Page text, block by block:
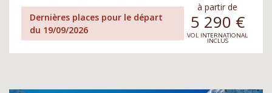
Dernières places pour le départ
du 19/09/2026
à partir de
5 290 €
VOL INTERNATIONAL
INCLUS